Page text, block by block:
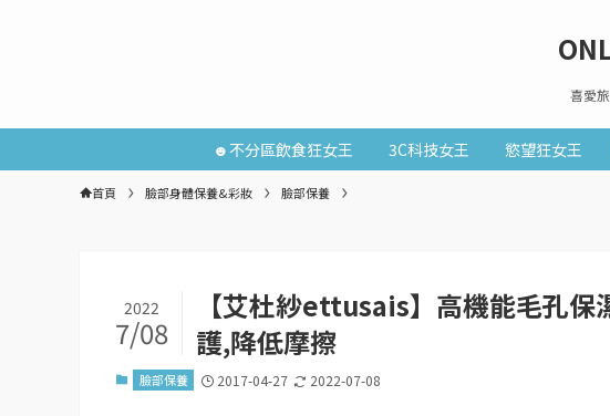
喜愛
☻不分區飲食狂女王 3C科技女王 慾望狂女王
首頁 臉部身體保養&彩妝 臉部保養
【艾杜紗ettusais】高機能毛孔
護,降低摩擦
2022
7/08
臉部保養 2017-04-27 2022-07-08